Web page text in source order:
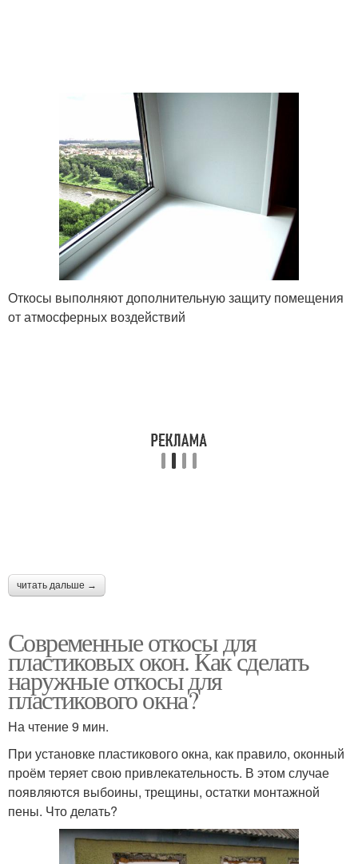
Откосы за и Откосы для окна
Откосы выполняют дополнительную защиту помещения
от атмосферных воздействий
читать дальше →
Современные откосы для
пластиковых окон. Как сделать
наружные откосы для
пластикового окна?
На чтение 9 мин.
При установке пластикового окна, как правило, оконный
проём теряет свою привлекательность. В этом случае
появляются выбоины, трещины, остатки монтажной
пены. Что делать?